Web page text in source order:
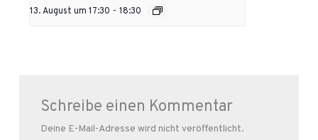
13. August um 17:30 - 18:30
Schreibe einen Kommentar
Deine E-Mail-Adresse wird nicht veröffentlicht.